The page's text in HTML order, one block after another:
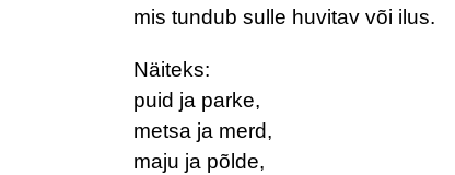
mis tundub sulle huvitav või ilus.
Näiteks:
puid ja parke,
metsa ja merd,
maju ja põlde,